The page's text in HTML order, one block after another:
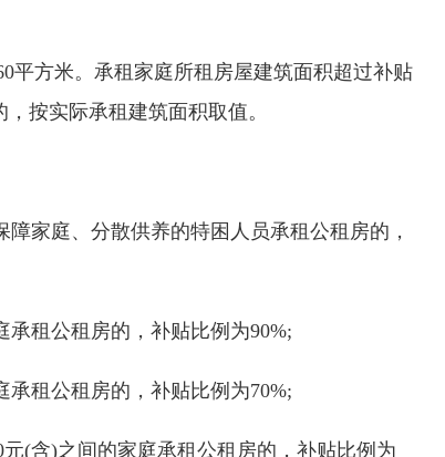
平方米。承租家庭所租房屋建筑面积超过补贴
按实际承租建筑面积取值。
家庭、分散供养的特困人员承租公租房的，
承租公租房的，补贴比例为90%;
承租公租房的，补贴比例为70%;
元(含)之间的家庭承租公租房的，补贴比例为